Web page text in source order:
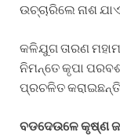
ଉଚ୍ଚାରିଲେ ନାଶ
କଳିଯୁଗ ତାରଣ
ନିମନ୍ତେ କୃପା
ପ୍ରଚଳିତ କରାଇଛନ୍ତି
ବଡଦେଉଳେକୃଷ୍ଣ